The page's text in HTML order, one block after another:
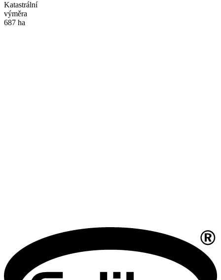
Katastrální
výměra
687 ha